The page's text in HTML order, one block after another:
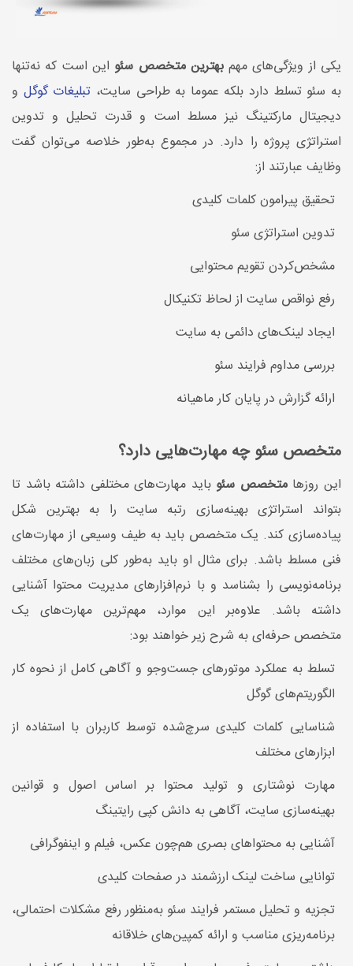
یکی از ویژگی‌های مهمبهترین متخصص سئو این است که نه‌تنها
به سئو تسلط دارد بلکه عموما به طراحی سایت، تبلیغات گوگل و
دیجیتال مارکتینگ نیز مسلط است و قدرت تحلیل و تدوین
استراتژی پروژه را دارد. در مجموع به‌طور خلاصه می‌توان گفت
وظایف عبارتند از:
تحقیق پیرامون کلمات کلیدی
تدوین استراتژی سئو
مشخص‌کردن تقویم محتوایی
رفع نواقص سایت از لحاظ تکنیکال
ایجاد لینک‌های دائمی به سایت
بررسی مداوم فرایند سئو
ارائه گزارش در پایان کار ماهیانه
متخصص سئو چه مهارت‌هایی دارد؟
این روزهامتخصص سئو باید مهارت‌های مختلفی داشته باشد تا
بتواند استراتژی بهینه‌سازی رتبه سایت را به بهترین شکل
پیاده‌سازی کند. یک متخصص باید به طیف وسیعی از مهارت‌های
فنی مسلط باشد. برای مثال او باید به‌طور کلی زبان‌های مختلف
برنامه‌نویسی را بشناسد و با نرم‌افزارهای مدیریت محتوا آشنایی
داشته باشد. علاو‌ه‌بر این موارد، مهم‌ترین مهارت‌های یک
متخصص حرفه‌ای به شرح زیر خواهند بود:
تسلط به عملکرد موتورهای جست‌وجو و آگاهی کامل از نحوه کار
الگوریتم‌های گوگل
شناسایی کلمات کلیدی سرچ‌شده توسط کاربران با استفاده از
ابزارهای مختلف
مهارت نوشتاری و تولید محتوا بر اساس اصول و قوانین
بهینه‌سازی سایت، آگاهی به دانش کپی رایتینگ
آشنایی به محتواهای بصری هم‌چون عکس، فیلم و اینفوگرافی
توانایی ساخت لینک ارزشمند در صفحات کلیدی
تجزیه و تحلیل مستمر فرایند سئو به‌منظور رفع مشکلات احتمالی،
برنامه‌ریزی مناسب و ارائه کمپین‌های خلاقانه